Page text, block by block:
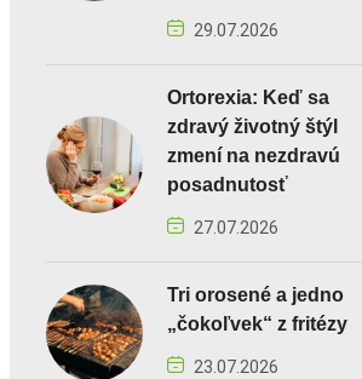
29.07.2026
Ortorexia: Keď sa
zdravý životný štýl
zmení na nezdravú
posadnutosť
27.07.2026
Tri orosené a jedno
„čokoľvek“ z fritézy
23.07.2026